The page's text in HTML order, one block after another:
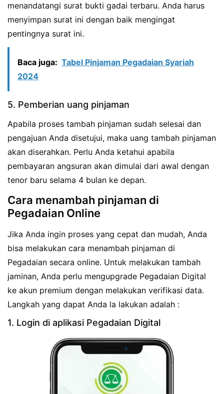
menandatangi surat bukti gadai terbaru. Anda harus
menyimpan surat ini dengan baik mengingat
pentingnya surat ini.
Baca juga: Tabel Pinjaman Pegadaian Syariah
2024
5. Pemberian uang pinjaman
Apabila proses tambah pinjaman sudah selesai dan
pengajuan Anda disetujui, maka uang tambah pinjaman
akan diserahkan. Perlu Anda ketahui apabila
pembayaran angsuran akan dimulai dari awal dengan
tenor baru selama 4 bulan ke depan.
Cara menambah pinjaman di
Pegadaian Online
Jika Anda ingin proses yang cepat dan mudah, Anda
bisa melakukan cara menambah pinjaman di
Pegadaian secara online. Untuk melakukan tambah
jaminan, Anda perlu mengupgrade Pegadaian Digital
ke akun premium dengan melakukan verifikasi data.
Langkah yang dapat Anda la lakukan adalah :
1. Login di aplikasi Pegadaian Digital